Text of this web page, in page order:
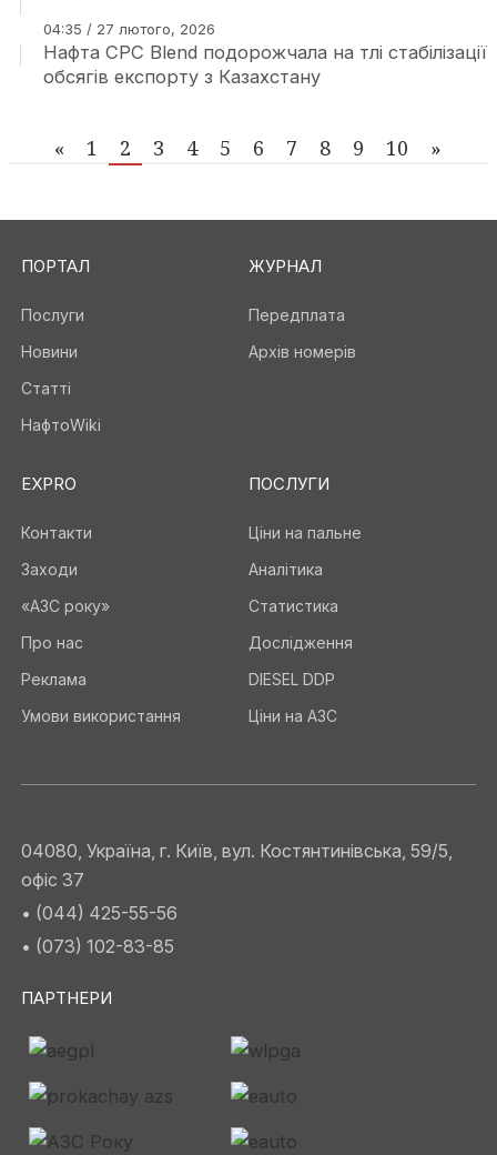
04:35 / 27 лютого, 2026
Нафта CPC Blend подорожчала на тлі стабілізації
обсягів експорту з Казахстану
« 1 2 3 4 5 6 7 8 9 10 »
ПОРТАЛ
Послуги
Новини
Статті
НафтоWiki
ЖУРНАЛ
Передплата
Архів номерів
EXPRO
Контакти
Заходи
«АЗС року»
Про нас
Реклама
Умови використання
ПОСЛУГИ
Ціни на пальне
Аналітика
Статистика
Дослідження
DIESEL DDP
Ціни на АЗС
04080, Україна, г. Київ, вул. Костянтинівська, 59/5,
офіс 37
• (044) 425-55-56
• (073) 102-83-85
ПАРТНЕРИ